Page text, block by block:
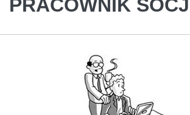
PRACOWNIK